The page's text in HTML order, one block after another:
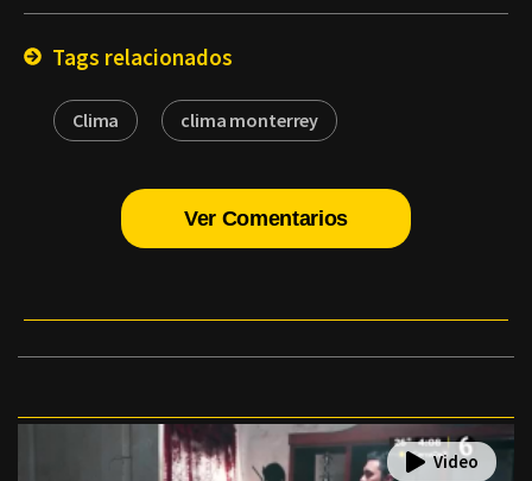
Tags relacionados
Clima clima monterrey
Ver Comentarios